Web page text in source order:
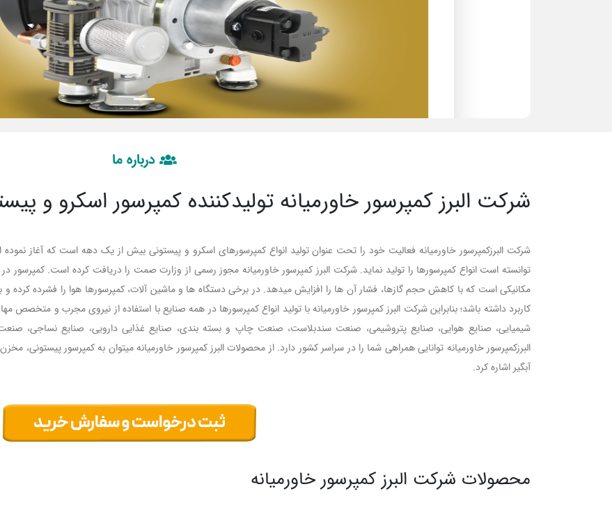
درباره ما
شرکت البرز کمپرسور خاورمیانه تولیدکننده کمپرسور اسکرو و
شرکت البرزکمپرسور خاورمیانه فعالیت خود را تحت عنوان تولید انواع کمپرسورهای اسکرو و پیستونی بیش از یک دهه است که آغاز
توانسته است انواع کمپرسورها را تولید نماید. شرکت البرز کمپرسور خاورمیانه مجوز رسمی از وزارت صمت را دریافت کرده است. کمپرسور
مکانیکی است که با کاهش حجم گازها، فشار آن ها را افزایش میدهد. در برخی دستگاه ها و ماشین آلات، کمپرسورها هوا را فشرده کرده
کاربرد داشته باشد؛ بنابراین شرکت البرز کمپرسور خاورمیانه با تولید انواع کمپرسورها در همه صنایع با استفاده از نیروی مجرب و متخصص
شیمیایی، صنایع هوایی، صنایع پتروشیمی، صنعت سندبلاست، صنعت چاپ و بسته بندی، صنایع غذایی دارویی، صنایع نساجی،
البرزکمپرسور خاورمیانه توانایی همراهی شما را در سراسر کشور دارد. از محصولات البرز کمپرسور خاورمیانه میتوان به کمپرسور پیستونی،
آبگیر اشاره کرد.
محصولات شرکت البرز کمپرسور خاورمیانه